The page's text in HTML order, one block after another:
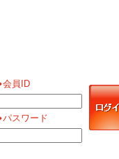
会員ID
パスワード